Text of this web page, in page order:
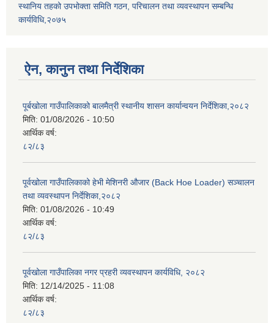
स्थानिय तहको उपभोक्ता समिति गठन, परिचालन तथा व्यवस्थापन सम्बन्धि
कार्यविधि,२०७५
ऐन, कानुन तथा निर्देशिका
पूर्बखोला गाउँपालिकाको बालमैत्री स्थानीय शासन कार्यान्वयन निर्देशिका,२०८२
मिति: 01/08/2026 - 10:50
आर्थिक वर्ष:
८२/८३
पूर्वखोला गाउँपालिकाको हेभी मेशिनरी औजार (Back Hoe Loader) सञ्चालन
तथा व्यवस्थापन निर्देशिका,२०८२
मिति: 01/08/2026 - 10:49
आर्थिक वर्ष:
८२/८३
पूर्वखोला गाउँपालिका नगर प्रहरी व्यवस्थापन कार्यविधि, २०८२
मिति: 12/14/2025 - 11:08
आर्थिक वर्ष:
८२/८३